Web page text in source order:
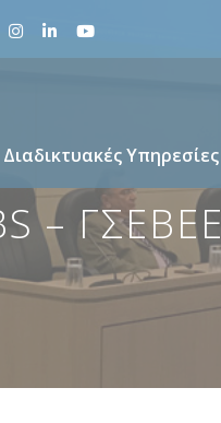
Διαδικτυακές Υπηρεσίες
– ΓΣΕΒΕΕ